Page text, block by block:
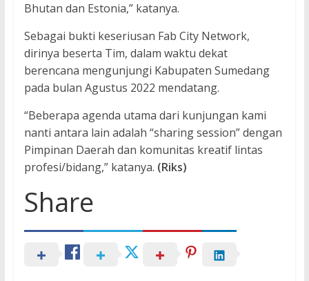
Bhutan dan Estonia,” katanya.
Sebagai bukti keseriusan Fab City Network,
dirinya beserta Tim, dalam waktu dekat
berencana mengunjungi Kabupaten Sumedang
pada bulan Agustus 2022 mendatang.
“Beberapa agenda utama dari kunjungan kami
nanti antara lain adalah “sharing session” dengan
Pimpinan Daerah dan komunitas kreatif lintas
profesi/bidang,” katanya. (Riks)
Share